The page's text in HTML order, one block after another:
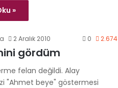
»
2 Aralık 2010 0 2.674
gördüm
felan değildi. Alay
"Ahmet beye" göstermesi